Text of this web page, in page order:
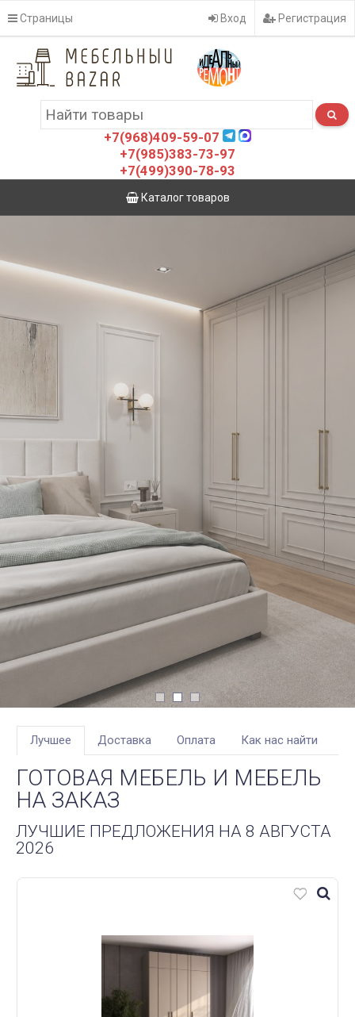
Страницы Вход Регистрация
+7(968)409-59-07
+7(985)383-73-97
+7(499)390-78-93
Каталог товаров
Лучшее Доставка Оплата Как нас найти
ГОТОВАЯ МЕБЕЛЬ И МЕБЕЛЬ
НА ЗАКАЗ
ЛУЧШИЕ ПРЕДЛОЖЕНИЯ НА 8 АВГУСТА
2026